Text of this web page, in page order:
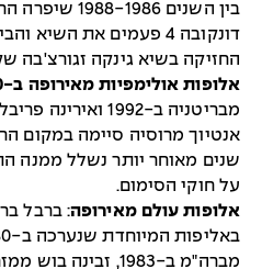
בין השנים
החזיקה בשיא גינקה זגורצ'בה שקבעה
אלופות אולימפיות מאירופה ב-400 מ' משוכות:
שנים מאוחר יותר נשלל ממנה
על חוקי הסימום.
אלופות עולם מאירופה: ברבל